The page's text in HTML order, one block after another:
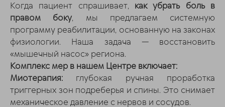
Когда пациент спрашивает, как убрать боль в
правом боку, мы предлагаем системную
программу реабилитации, основанную на законах
физиологии. Наша задача — восстановить
«мышечный насос» региона.
Комплекс мер в нашем Центре включает:
Миотерапия: глубокая ручная проработка
триггерных зон подреберья и спины. Это снимает
механическое давление с нервов и сосудов.